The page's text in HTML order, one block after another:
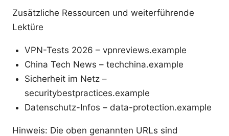
Zusätzliche Ressourcen und weiterführende
Lektüre
VPN-Tests 2026 – vpnreviews.example
China Tech News – techchina.example
Sicherheit im Netz –
securitybestpractices.example
Datenschutz-Infos – data-protection.example
Hinweis: Die oben genannten URLs sind